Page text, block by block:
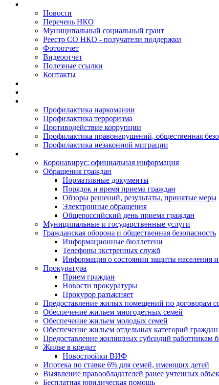
Новости
Перечень НКО
Муниципальный социальный грант
Реестр СО НКО - получатели поддержки
Фотоотчет
Видеоотчет
Полезные ссылки
Контакты
Профилактика наркомании
Профилактика терроризма
Противодействие коррупции
Профилактика правонарушений, общественная
Профилактика незаконной миграции
Коронавирус: официальная информация
Обращения граждан
Нормативные документы
Порядок и время приема граждан
Обзоры решений, результаты, принятые меры
Электронные обращения
Общероссийский день приема граждан
Муниципальные и государственные услуги
Гражданская оборона и общественная безопасность
Информационные бюллетени
Телефоны экстренных служб
Информация о состоянии защиты населения
Прокуратура
Прием граждан
Новости прокуратуры
Прокурор разъясняет
Предоставление жилых помещений по договорам
Обеспечение жильем многодетных семей
Обеспечение жильем молодых семей
Обеспечение жильем отдельных категорий граждан
Предоставление жилищных субсидий работникам
Жилье в кредит
Новостройки ВИФ
Ипотека по ставке 6% для семей, имеющих детей
Выявление правообладателей ранее учтенных
Бесплатная юридическая помощь